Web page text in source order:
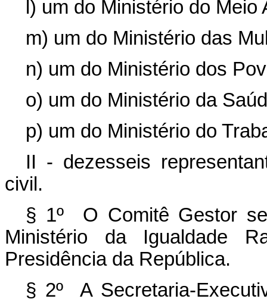
l) um do Ministério do
m) um do Ministério das
n) um do Ministério dos
o) um do Ministério da
p) um do Ministério do
II - dezesseis
civil.
§ 1º O Comitê Gestor
Ministério da Igualdade
Presidência da República.
§ 2º A Secretaria-